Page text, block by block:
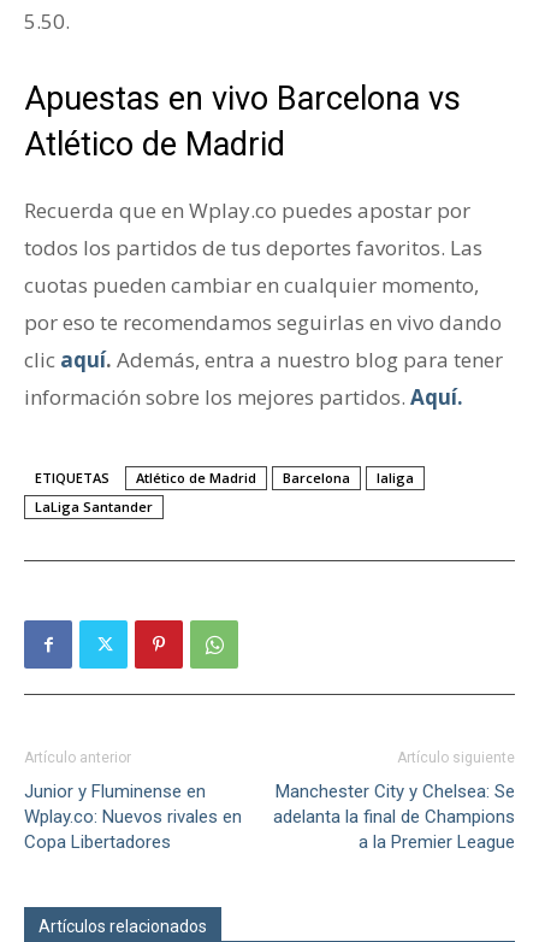
5.50.
Apuestas en vivo Barcelona vs
Atlético de Madrid
Recuerda que en Wplay.co puedes apostar por
todos los partidos de tus deportes favoritos. Las
cuotas pueden cambiar en cualquier momento,
por eso te recomendamos seguirlas en vivo dando
clic aquí. Además, entra a nuestro blog para tener
información sobre los mejores partidos. Aquí.
ETIQUETAS Atlético de Madrid Barcelona
laliga
LaLiga Santander
Artículo anterior
Junior y Fluminense en
Wplay.co: Nuevos rivales en
Copa Libertadores
Artículo siguiente
Manchester City y Chelsea: Se
adelanta la final de Champions
a la Premier League
Artículos relacionados